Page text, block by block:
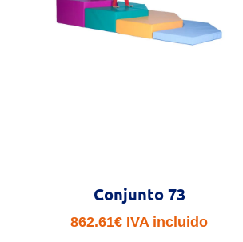
Conjunto 73
862.61€ IVA incluido